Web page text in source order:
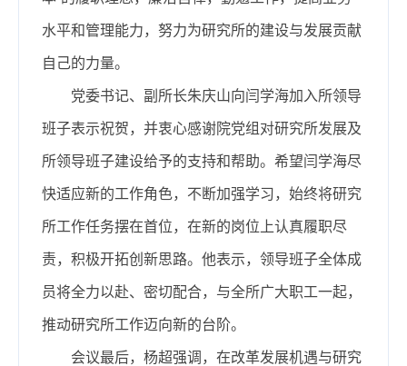
水平和管理能力，努力为研究所的建设与发展贡献
自己的力量。
党委书记、副所长朱庆山向闫学海加入所领导
班子表示祝贺，并衷心感谢院党组对研究所发展及
所领导班子建设给予的支持和帮助。希望闫学海尽
快适应新的工作角色，不断加强学习，始终将研究
所工作任务摆在首位，在新的岗位上认真履职尽
责，积极开拓创新思路。他表示，领导班子全体成
员将全力以赴、密切配合，与全所广大职工一起，
推动研究所工作迈向新的台阶。
会议最后，杨超强调，在改革发展机遇与研究